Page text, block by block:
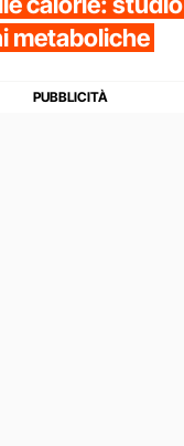
metaboliche